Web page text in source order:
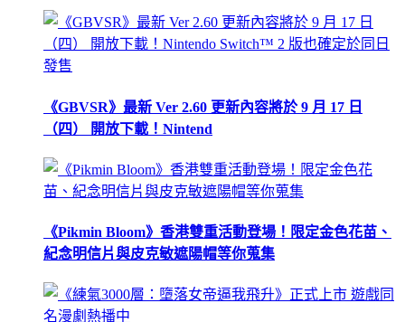
《GBVSR》最新 Ver 2.60 更新內容將於 9 月 17 日
（四） 開放下載！Nintend
《Pikmin Bloom》香港雙重活動登場！限定金色花苗、
紀念明信片與皮克敏遮陽帽等你蒐集